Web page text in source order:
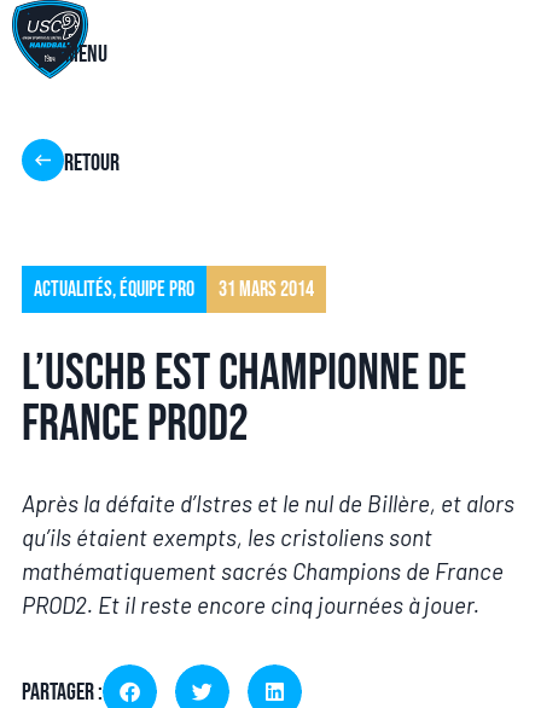
Menu
Retour
Actualités, Équipe pro 31 mars 2014
L’USCHB est CHAMPIONNE DE
FRANCE PROD2
Après la défaite d’Istres et le nul de Billère, et alors
qu’ils étaient exempts, les cristoliens sont
mathématiquement sacrés Champions de France
PROD2. Et il reste encore cinq journées à jouer.
Partager :